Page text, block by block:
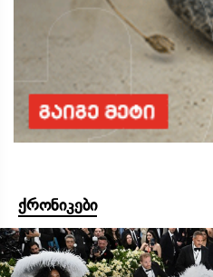
ქრონიკები